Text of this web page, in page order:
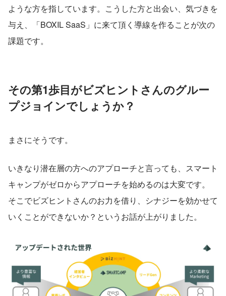
ような方を指しています。こうした方と出会い、気づきを
与え、「BOXIL SaaS」に来て頂く導線を作ることが次の
課題です。
その第1歩目がビズヒントさんのグルー
プジョインでしょうか？
まさにそうです。
いきなり潜在層の方へのアプローチと言っても、スマート
キャンプがゼロからアプローチを始めるのは大変です。
そこでビズヒントさんのお力を借り、シナジーを効かせて
いくことができないか？というお話が上がりました。